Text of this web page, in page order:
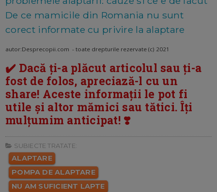
De ce mamicile din Romania nu sunt
corect informate cu privire la alaptare
autor:Desprecopii.com - toate drepturile rezervate (c) 2021
✔️ Dacă ți-a plăcut articolul sau ți-a
fost de folos, apreciază-l cu un
share! Aceste informații le pot fi
utile și altor mămici sau tătici. Îți
mulțumim anticipat! ❣️
SUBIECTE TRATATE:
ALAPTARE
POMPA DE ALAPTARE
NU AM SUFICIENT LAPTE